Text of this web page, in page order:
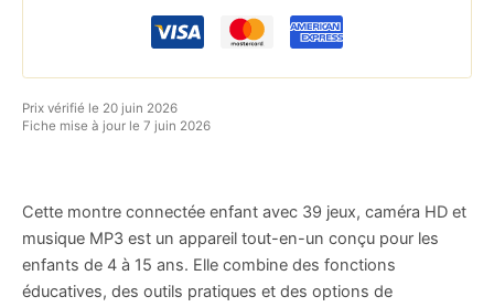
Prix vérifié le 20 juin 2026
Fiche mise à jour le 7 juin 2026
Cette montre connectée enfant avec 39 jeux, caméra HD et
musique MP3 est un appareil tout-en-un conçu pour les
enfants de 4 à 15 ans. Elle combine des fonctions
éducatives, des outils pratiques et des options de